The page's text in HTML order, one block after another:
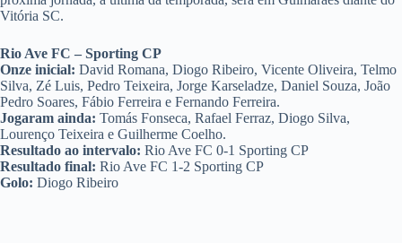
Vitória SC.
Rio Ave FC – Sporting CP
Onze inicial: David Romana, Diogo Ribeiro, Vicente Oliveira, Telmo
Silva, Zé Luis, Pedro Teixeira, Jorge Karseladze, Daniel Souza, João
Pedro Soares, Fábio Ferreira e Fernando Ferreira.
Jogaram ainda: Tomás Fonseca, Rafael Ferraz, Diogo Silva,
Lourenço Teixeira e Guilherme Coelho.
Resultado ao intervalo: Rio Ave FC 0-1 Sporting CP
Resultado final: Rio Ave FC 1-2 Sporting CP
Golo: Diogo Ribeiro